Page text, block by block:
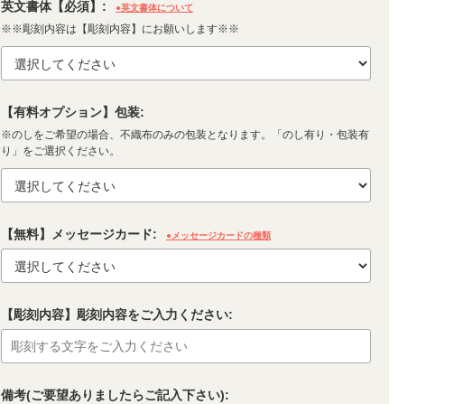
英文書体【必須】: ●英文書体について
※※彫刻内容は【彫刻内容】にお願いします※※
【有料オプション】包装:
※のしをご希望の場合、不織布のみの包装となります。「のし有り・包装有
り」をご選択ください。
【無料】メッセージカード: ●メッセージカードの種類
【彫刻内容】彫刻内容をご入力ください:
備考(ご要望ありましたらご記入下さい):